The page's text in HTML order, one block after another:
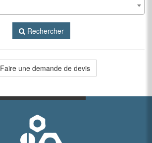
Rechercher
Faire une demande de devis